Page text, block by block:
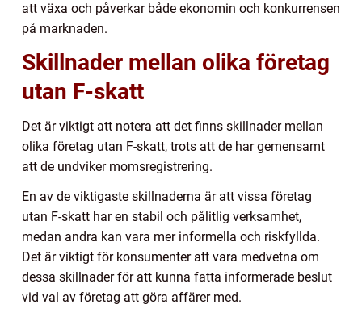
att växa och påverkar både ekonomin och konkurrensen
på marknaden.
Skillnader mellan olika företag
utan F-skatt
Det är viktigt att notera att det finns skillnader mellan
olika företag utan F-skatt, trots att de har gemensamt
att de undviker momsregistrering.
En av de viktigaste skillnaderna är att vissa företag
utan F-skatt har en stabil och pålitlig verksamhet,
medan andra kan vara mer informella och riskfyllda.
Det är viktigt för konsumenter att vara medvetna om
dessa skillnader för att kunna fatta informerade beslut
vid val av företag att göra affärer med.